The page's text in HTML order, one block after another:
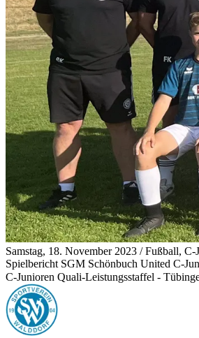
Samstag, 18. November 2023 /Fußball, C-
Spielbericht SGM Schönbuch United C-
C-Junioren Quali-Leistungsstaffel -